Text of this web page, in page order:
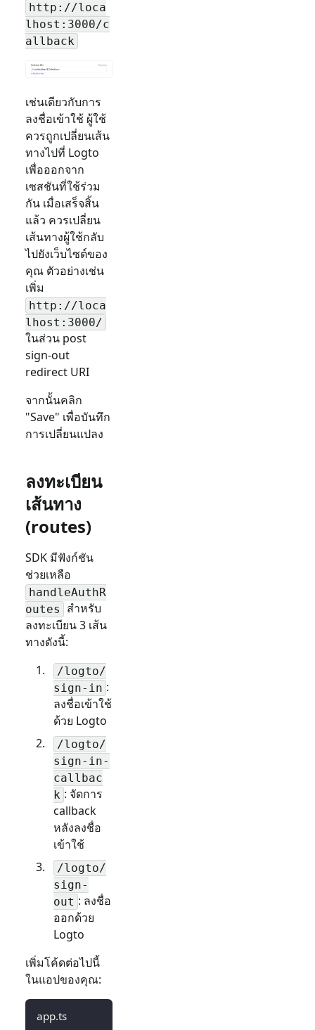
http://loca
lhost:3000/c
allback
เช่นเดียวกับการ
ลงชื่อเข้าใช้ ผู้ใช้
ควรถูกเปลี่ยนเส้น
ทางไปที่ Logto
เพื่อออกจาก
เซสชันที่ใช้ร่วม
กัน เมื่อเสร็จสิ้น
แล้ว ควรเปลี่ยน
เส้นทางผู้ใช้กลับ
ไปยังเว็บไซต์ของ
คุณ ตัวอย่างเช่น
เพิ่ม
http://loca
lhost:3000/
ในส่วน post
sign-out
redirect URI
จากนั้นคลิก
"Save" เพื่อบันทึก
การเปลี่ยนแปลง
ลงทะเบียน
เส้นทาง
(routes)
SDK มีฟังก์ชัน
ช่วยเหลือ
handleAuthR
outes
สำหรับ
ลงทะเบียน 3 เส้น
ทางดังนี้:
/logto/
sign-in :
ลงชื่อเข้าใช้
ด้วย Logto
/logto/
sign-in-
callbac
k : จัดการ
callback
หลังลงชื่อ
เข้าใช้
/logto/
sign-
out : ลงชื่อ
ออกด้วย
Logto
เพิ่มโค้ดต่อไปนี้
ในแอปของคุณ:
app.ts